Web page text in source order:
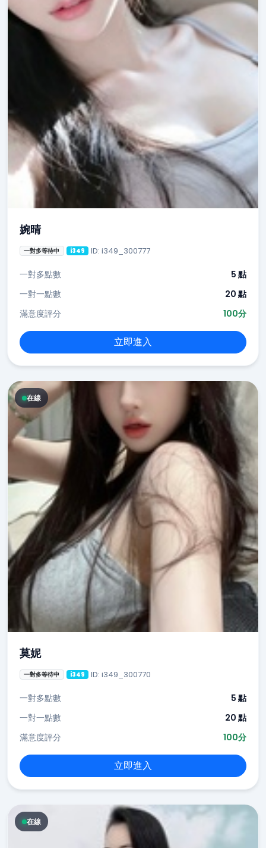
婉晴
一對多等待中 i349 ID: i349_300777
一對多點數
5 點
一對一點數
20 點
滿意度評分
100分
立即進入
在線
莫妮
一對多等待中 i349 ID: i349_300770
一對多點數
5 點
一對一點數
20 點
滿意度評分
100分
立即進入
在線